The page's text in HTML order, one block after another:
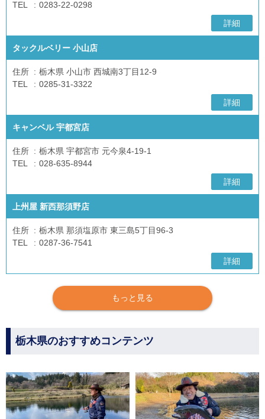
TEL
0283-22-0298
詳細
タックルベリー 小山店
住所
栃木県 小山市 西城南3丁目12-9
TEL
0285-31-3322
詳細
キャンベル 宇都宮店
住所
栃木県 宇都宮市 元今泉4-19-1
TEL
028-635-8944
詳細
上州屋 新西那須野店
住所
栃木県 那須塩原市 東三島5丁目96-3
TEL
0287-36-7541
詳細
もっと見る
栃木県のおすすめコンテンツ